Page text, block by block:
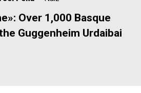
Over 1,000 Basque
Guggenheim Urdaibai